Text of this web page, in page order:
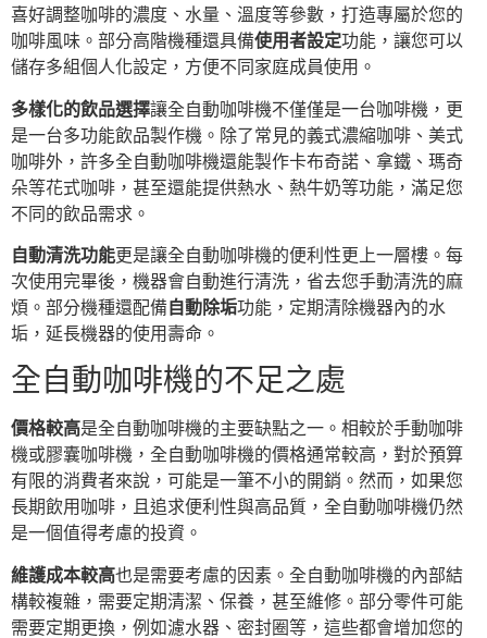
喜好調整咖啡的濃度、水量、溫度等參數，打造專屬於您的
咖啡風味。部分高階機種還具備使用者設定功能，讓您可以
儲存多組個人化設定，方便不同家庭成員使用。
多樣化的飲品選擇讓全自動咖啡機不僅僅是一台咖啡機，更
是一台多功能飲品製作機。除了常見的義式濃縮咖啡、美式
咖啡外，許多全自動咖啡機還能製作卡布奇諾、拿鐵、瑪奇
朵等花式咖啡，甚至還能提供熱水、熱牛奶等功能，滿足您
不同的飲品需求。
自動清洗功能更是讓全自動咖啡機的便利性更上一層樓。每
次使用完畢後，機器會自動進行清洗，省去您手動清洗的麻
煩。部分機種還配備 自動除垢功能，定期清除機器內的水
垢，延長機器的使用壽命。
全自動咖啡機的不足之處
價格較高是全自動咖啡機的主要缺點之一。相較於手動咖啡
機或膠囊咖啡機，全自動咖啡機的價格通常較高，對於預算
有限的消費者來說，可能是一筆不小的開銷。然而，如果您
長期飲用咖啡，且追求便利性與高品質，全自動咖啡機仍然
是一個值得考慮的投資。
維護成本較高也是需要考慮的因素。全自動咖啡機的內部結
構較複雜，需要定期清潔、保養，甚至維修。部分零件可能
需要定期更換，例如濾水器、密封圈等，這些都會增加您的